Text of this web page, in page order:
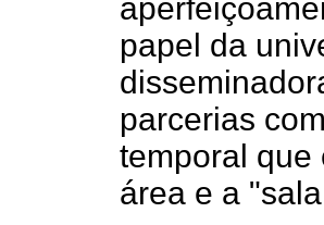
papel da
parcerias
temporal que
área e a